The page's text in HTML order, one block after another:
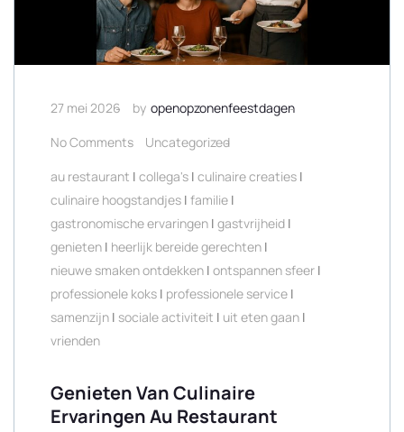
27 mei 2026 by openopzonenfeestdagen
No Comments
Uncategorized
au restaurant | collega's | culinaire creaties |
culinaire hoogstandjes | familie |
gastronomische ervaringen | gastvrijheid |
genieten | heerlijk bereide gerechten |
nieuwe smaken ontdekken | ontspannen sfeer |
professionele koks | professionele service |
samenzijn | sociale activiteit | uit eten gaan |
vrienden
Genieten Van Culinaire
Ervaringen Au Restaurant